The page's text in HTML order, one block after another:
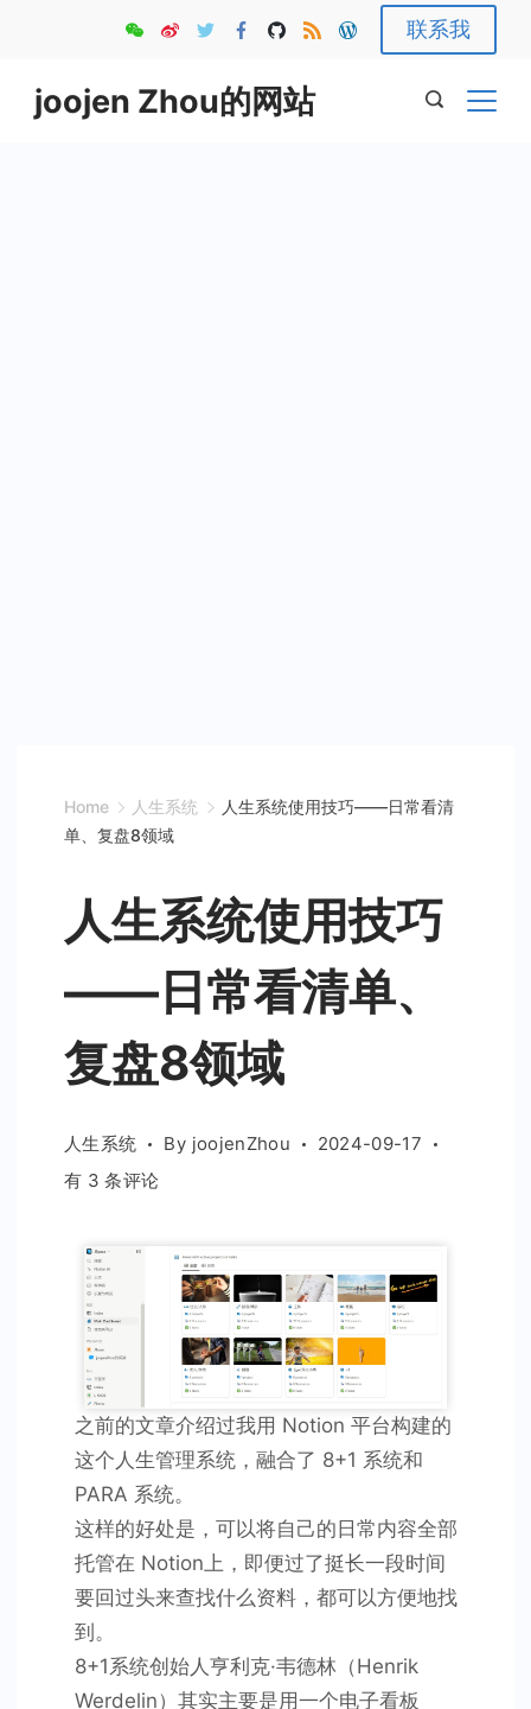
content
联系我
joojen Zhou的网站
Home 人生系统
人生系统使用技巧——日常看清
单、复盘8领域
人生系统使用技巧
——日常看清单、
复盘8领域
人生系统 By joojenZhou
2024-09-17
人
——
日
常
看
清
单、
复
盘
领
有 3 条评论
之前的文章介绍过我用 Notion 平台构建的
这个人生管理系统，融合了 8+1 系统和
PARA 系统。
这样的好处是，可以将自己的日常内容全部
托管在 Notion上，即便过了挺长一段时间
要回过头来查找什么资料，都可以方便地找
到。
8+1系统创始人亨利克·韦德林（Henrik
Werdelin）其实主要是用一个电子看板